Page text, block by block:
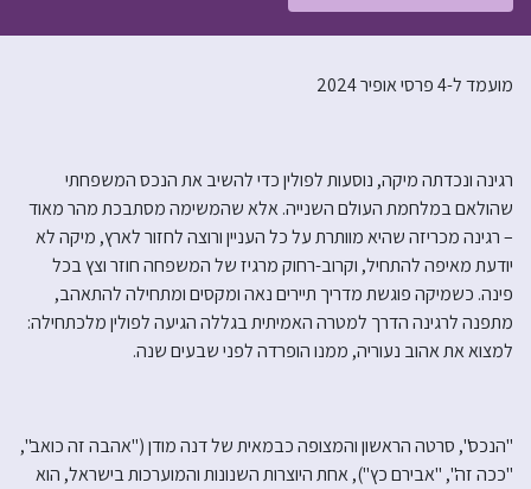
מועמד ל-4 פרסי אופיר 2024
רגינה ונכדתה מיקה, נוסעות לפולין כדי להשיב את הנכס המשפחתי
שהולאם במלחמת העולם השנייה. אלא שהמשימה מסתבכת מהר מאוד
– רגינה מכריזה שהיא מוותרת על כל העניין ורוצה לחזור לארץ, מיקה לא
יודעת מאיפה להתחיל, וקרוב-רחוק מרגיז של המשפחה חוזר וצץ בכל
פינה. כשמיקה פוגשת מדריך תיירים נאה ומקסים ומתחילה להתאהב,
מתפנה לרגינה הדרך למטרה האמיתית בגללה הגיעה לפולין מלכתחילה:
למצוא את אהוב נעוריה, ממנו הופרדה לפני שבעים שנה.
"הנכס", סרטה הראשון והמצופה כבמאית של דנה מודן ("אהבה זה כואב",
"ככה זה", "אבירם כץ"), אחת היוצרות השנונות והמוערכות בישראל, הוא